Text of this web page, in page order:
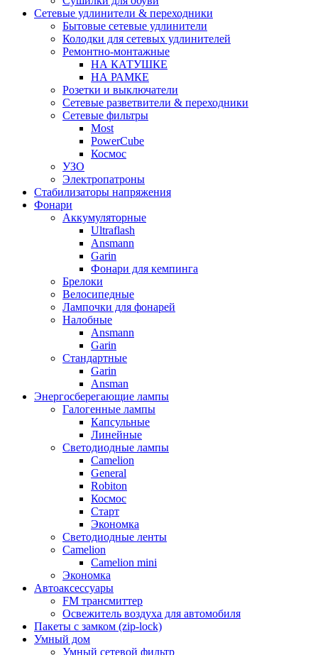
Сетевые удлинители & переходники
Бытовые сетевые удлинители
Колодки для сетевых удлинителей
Ремонтно-монтажные
НА КАТУШКЕ
НА РАМКЕ
Розетки и выключатели
Сетевые разветвители & переходники
Сетевые фильтры
Most
PowerCube
Космос
УЗО
Электропатроны
Стабилизаторы напряжения
Фонари
Аккумуляторные
Ultraflash
Ansmann
Garin
Фонари для кемпинга
Брелоки
Велосипедные
Лампочки для фонарей
Налобные
Ansmann
Garin
Стандартные
Garin
Ansman
Энергосберегающие лампы
Галогенные лампы
Капсульные
Линейные
Светодиодные лампы
Camelion
General
Robiton
Космос
Старт
Экономка
Светодиодные ленты
Camelion
Camelion mini
Экономка
Автоаксессуары
FM трансмиттер
Освежитель воздуха для автомобиля
Пакеты с замком (zip-lock)
Умный дом
Умный сетевой фильтр